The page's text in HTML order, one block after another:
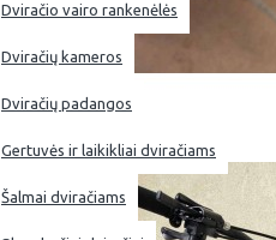
Dviračio vairo rankenėlės
Dviračių kameros
Dviračių padangos
Gertuvės ir laikikliai dviračiams
Šalmai dviračiams